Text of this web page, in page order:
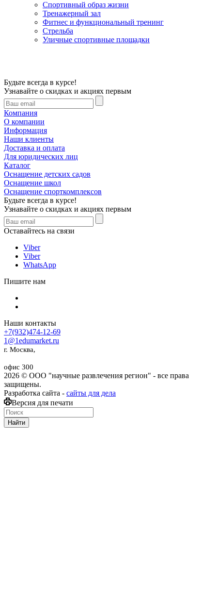
Спортивный образ жизни
Тренажерный зал
Фитнес и функциональный тренинг
Стрельба
Уличные спортивные площадки
Будьте всегда в курсе!
Узнавайте о скидках и акциях первым
Компания
О компании
Информация
Наши клиенты
Доставка и оплата
Для юридических лиц
Каталог
Оснащение детских садов
Оснащение школ
Оснащение спорткомплексов
Будьте всегда в курсе!
Узнавайте о скидках и акциях первым
Оставайтесь на связи
Viber
Viber
WhatsApp
Пишите нам
Наши контакты
+7(932)474-12-69
1@1edumarket.ru
г. Москва,
офис 300
2026 © ООО "научные развлечения регион" - все права
защищены.
Разработка сайта - сайты для дела
Версия для печати
Найти